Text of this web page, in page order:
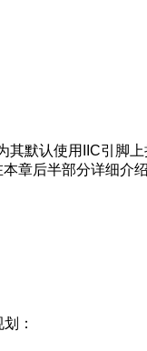
默认使用IIC引脚
章后半部分详细介绍
：